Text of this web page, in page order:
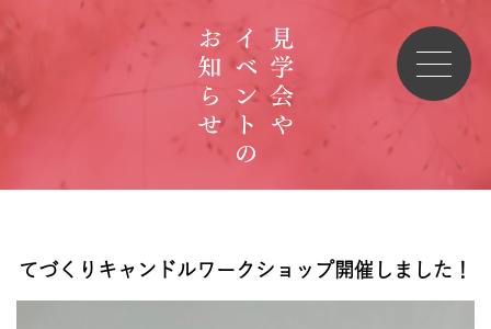
てづくりキャンドルワークショップ開催しました！